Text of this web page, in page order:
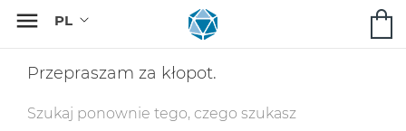

Przepraszam za kłopot.
Szukaj ponownie tego, czego szukasz